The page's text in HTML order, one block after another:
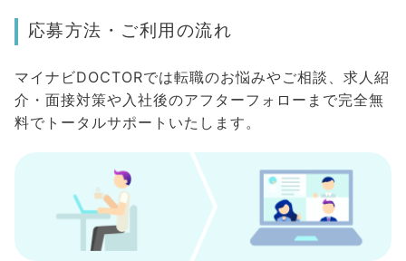
応募方法・ご利用の流れ
マイナビDOCTORでは転職のお悩みやご相談、求人紹
介・面接対策や入社後のアフターフォローまで完全無
料でトータルサポートいたします。